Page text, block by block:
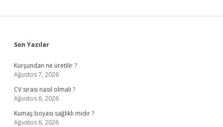
Sidebar
Son Yazılar
Kurşundan ne üretilir ?
Ağustos 7, 2026
CV sırası nasıl olmalı ?
Ağustos 6, 2026
Kumaş boyası sağlıklı mıdır ?
Ağustos 6, 2026